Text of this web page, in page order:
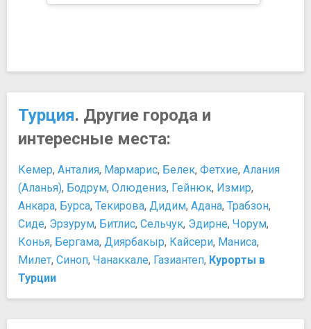
Турция. Другие города и
интересные места:
Кемер, Анталия, Мармарис, Белек, Фетхие, Алания
(Аланья), Бодрум, Олюдениз, Гейнюк, Измир,
Анкара, Бурса, Текирова, Дидим, Адана, Трабзон,
Сиде, Эрзурум, Битлис, Сельчук, Эдирне, Чорум,
Конья, Бергама, Диярбакыр, Кайсери, Маниса,
Милет, Синоп, Чанаккале, Газиантеп, Курорты в
Турции